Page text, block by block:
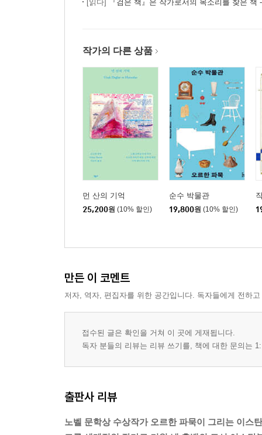
[읽다] 『검은 책』은 작가로서의 목소리를 찾은 책 - 2006 노벨문학상 수상 작
작가의 다른 상품
먼 산의 기억
25,200원 (10% 할인)
순수 박물관
19,800원 (10% 할인)
만든 이 코멘트
저자, 역자, 편집자를 위한 공간입니다. 독자들에게 전하
접수된 글은 확인을 거쳐 이 곳에 게재됩니다.
독자 분들의 리뷰는 리뷰 쓰기를, 책에 대한 문의는
출판사 리뷰
노벨 문학상 수상작가 오르한 파묵이 그리는 이스